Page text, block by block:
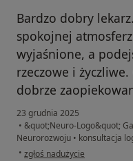
Bardzo dobry
spokojnej
wyjaśnione, a
rzeczowe i życzliwe.
dobrze
23 grudnia 2025
• &quot;Neuro-Logo&quot;
Neurorozwoju • konsultacja
• w opinii użytkownika Rafał
zgłoś nadużycie